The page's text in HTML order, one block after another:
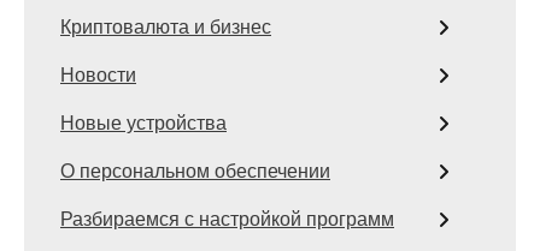
Криптовалюта и бизнес
Новости
Новые устройства
О персональном обеспечении
Разбираемся с настройкой программ